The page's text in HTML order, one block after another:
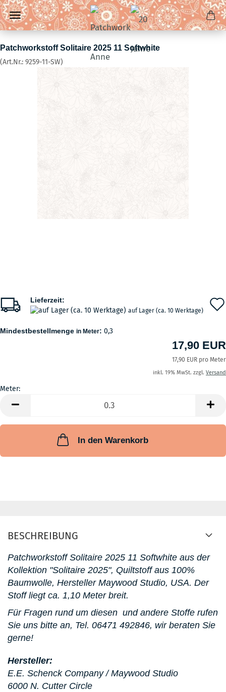
Patchworkstoff Solitaire 2025 11 Softwhite
(Art.Nr.: 9259-11-SW)
Lieferzeit:
auf Lager (ca. 10 Werktage)
Mindestbestellmenge in Meter: 0,3
17,90 EUR
17,90 EUR pro Meter
inkl. 19% MwSt. zzgl. Versand
Meter:
In den Warenkorb
BESCHREIBUNG
PatchworkstoffSolitaire 2025 11 Softwhite aus der
Kollektion "Solitaire 2025", Quiltstoff aus 100%
Baumwolle, Hersteller Maywood Studio, USA. Der
Stoff liegt ca. 1,10 Meter breit.
Für Fragen rund um diesen und andere Stoffe rufen
Sie uns bitte an, Tel. 06471 492846, wir beraten Sie
gerne!
Hersteller:
E.E. Schenck Company / Maywood Studio
6000 N. Cutter Circle